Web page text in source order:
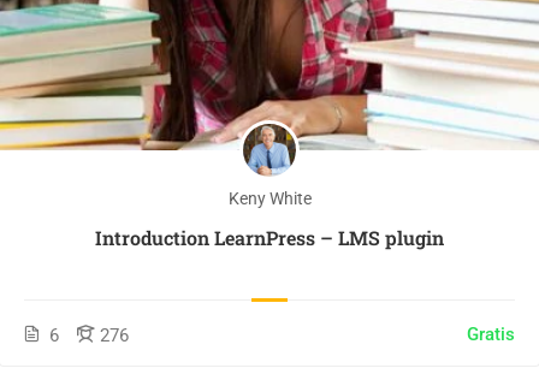
Keny White
Introduction LearnPress – LMS plugin
6 276 Gratis